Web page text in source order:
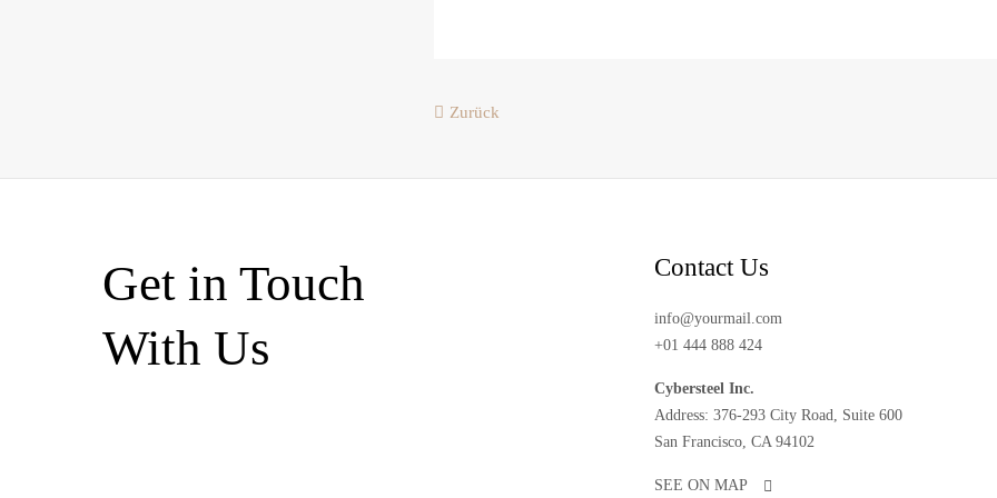
Zurück
Get in Touch
With Us
Contact Us
info@yourmail.com
+01 444 888 424
Cybersteel Inc.
Address: 376-293 City Road, Suite 600
San Francisco, CA 94102
SEE ON MAP